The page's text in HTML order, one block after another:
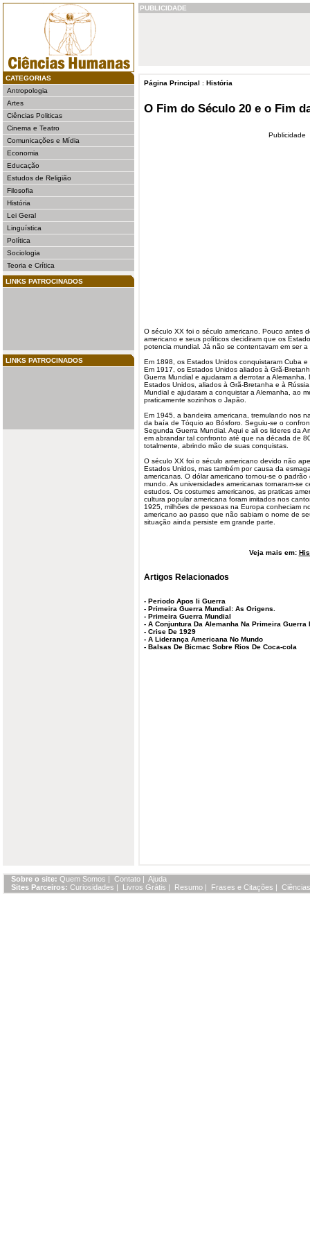
CATEGORIAS
Antropologia
Artes
Ciências Politicas
Cinema e Teatro
Comunicações e Mídia
Economia
Educação
Estudos de Religião
Filosofia
História
Lei Geral
Linguística
Política
Sociologia
Teoria e Crítica
LINKS PATROCINADOS
LINKS PATROCINADOS
PUBLICIDADE
Página Principal : História
O Fim do Século 20 e o Fim
Publicidade
O século XX foi o século americano . Pouco antes
americano e seus políticos decidiram que os
potencia mundial. Já não se contentavam em ser a
Em 1898, os Estados Unidos conquistaram Cuba
Em 1917, os Estados Unidos aliados à Grã-
Guerra Mundial e ajudaram a derrotar a
Estados Unidos, aliados à Grã-Bretanha e à
Mundial e ajudaram a conquistar a Alemanha, ao
praticamente sozinhos o Japão.
Em 1945, a bandeira americana , tremulando nos
da baía de Tóquio ao Bósforo. Seguiu-se o
Segunda Guerra Mundial. Aqui e ali os lideres da
em abrandar tal confronto até que na década de
totalmente, abrindo mão de suas conquistas.
O século XX foi o século americano devido não
Estados Unidos, mas também por causa da
americanas. O dólar americano tornou-se o
mundo. As universidades americanas tornaram-se
estudos. Os costumes americanos, as praticas
cultura popular americana foram imitados nos
1925, milhões de pessoas na Europa conheciam
americano ao passo que não sabiam o nome de
situação ainda persiste em grande parte.
Veja mais em:
Artigos Relacionados
- Periodo Apos Ii Guerra
- Primeira Guerra Mundial: As Origens.
- Primeira Guerra Mundial
- A Conjuntura Da Alemanha Na Primeira Guerra
- Crise De 1929
- A Liderança Americana No Mundo
- Balsas De Bicmac Sobre Rios De Coca-cola
Sobre o site: Quem Somos | Contato | Ajuda
Sites Parceiros: Curiosidades | Livros Grátis | Resumo | Frases e Citações |